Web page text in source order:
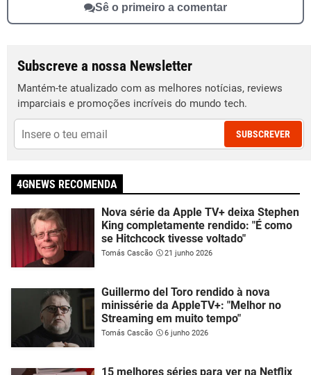
Sê o primeiro a comentar
Subscreve a nossa Newsletter
Mantém-te atualizado com as melhores notícias, reviews
imparciais e promoções incríveis do mundo tech.
SUBSCREVER
4GNEWS RECOMENDA
Nova série da Apple TV+ deixa Stephen
King completamente rendido: "É como
se Hitchcock tivesse voltado"
Tomás Cascão 21 junho 2026
Guillermo del Toro rendido à nova
minissérie da AppleTV+: "Melhor no
Streaming em muito tempo"
Tomás Cascão 6 junho 2026
15 melhores séries para ver na Netflix